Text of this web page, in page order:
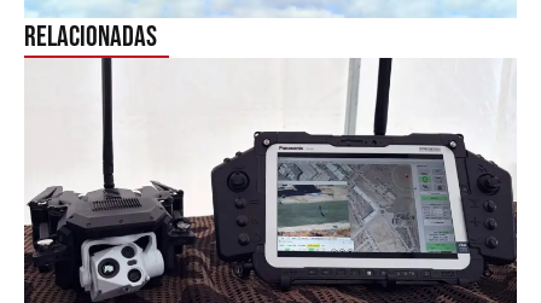
Relacionadas